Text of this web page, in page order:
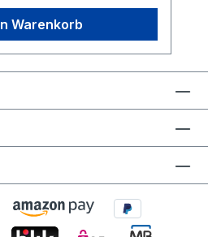
gegen Staub und
Mit
für eine einfache
Schrauben zur
der Abdeckung
Erfüllt den 650°C
mm
Warenkorb